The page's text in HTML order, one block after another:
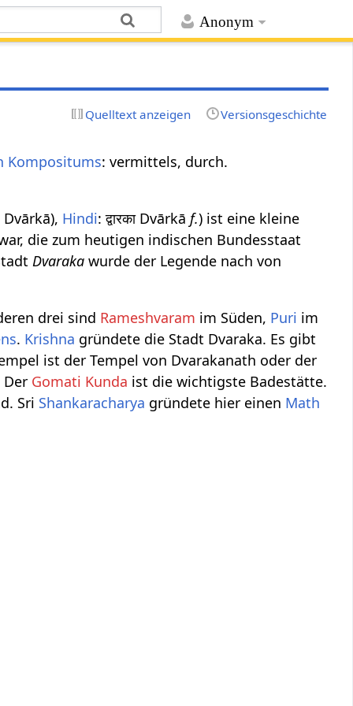
Anonym
Quelltext anzeigen Versionsgeschichte
Kompositums: vermittels, durch.
Dvārkā), Hindi: द्वारका Dvārkā f.) ist eine kleine
die zum heutigen indischen Bundesstaat
Dvaraka wurde der Legende nach von
drei sind Rameshvaram im Süden, Puri im
. Krishna gründete die Stadt Dvaraka. Es gibt
ist der Tempel von Dvarakanath oder der
Gomati Kunda ist die wichtigste Badestätte.
Sri Shankaracharya gründete hier einen Math